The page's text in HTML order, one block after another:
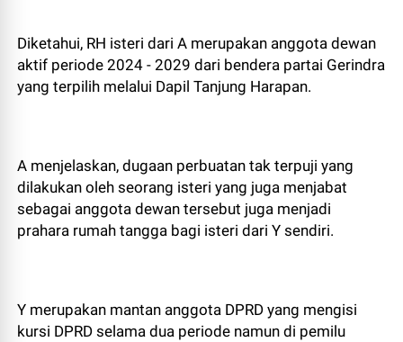
Diketahui, RH isteri dari A merupakan anggota dewan
aktif periode 2024 - 2029 dari bendera partai Gerindra
yang terpilih melalui Dapil Tanjung Harapan.
A menjelaskan, dugaan perbuatan tak terpuji yang
dilakukan oleh seorang isteri yang juga menjabat
sebagai anggota dewan tersebut juga menjadi
prahara rumah tangga bagi isteri dari Y sendiri.
Y merupakan mantan anggota DPRD yang mengisi
kursi DPRD selama dua periode namun di pemilu